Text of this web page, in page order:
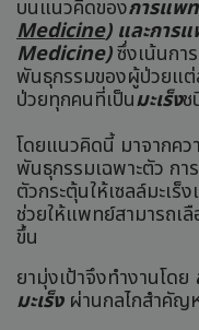
บนแนวคิดของการแพ
Medicine) และการ
Medicine)ซึ่งเน้นกา
พันธุกรรมของผู้ป่วยแต่
ป่วยทุกคนที่เป็นมะเร็งช
โดยแนวคิดนี้ มาจากคว
พันธุกรรมเฉพาะตัว ก
ตัวกระตุ้นให้เซลล์มะเร็
ช่วยให้แพทย์สามารถเ
ขึ้น
ยามุ่งเป้าจึงทำงานโดย
มะเร็ง ผ่านกลไกสำคัญ